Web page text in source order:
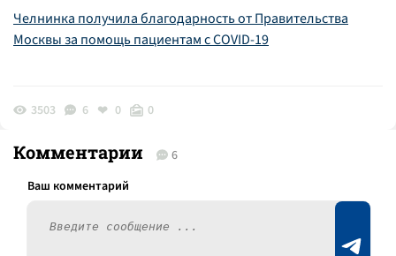
Челнинка получила благодарность от Правительства
Москвы за помощь пациентам с COVID-19
3503 6 0 0
Комментарии 6